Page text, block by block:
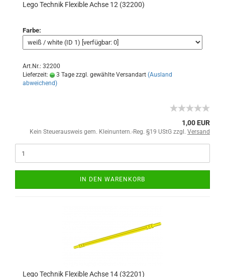
Lego Technik Flexible Achse 12 (32200)
Farbe:
Art.Nr.: 32200
Lieferzeit:
3 Tage zzgl. gewählte Versandart (Ausland
abweichend)
1,00 EUR
Kein Steuerausweis gem. Kleinuntern.-Reg. §19 UStG zzgl. Versand
IN DEN WARENKORB
Lego Technik Flexible Achse 14 (32201)